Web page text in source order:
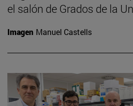
el salón de Grados de la
Imagen Manuel Castells